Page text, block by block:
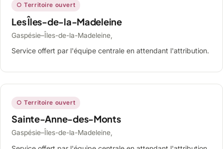
○ Territoire ouvert
Les Îles-de-la-Madeleine
Gaspésie–Îles-de-la-Madeleine,
Service offert par l'équipe centrale en attendant l'attribution.
○ Territoire ouvert
Sainte-Anne-des-Monts
Gaspésie–Îles-de-la-Madeleine,